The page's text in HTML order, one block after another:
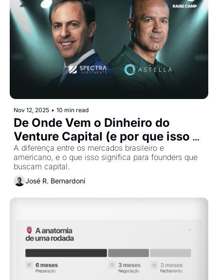
Nov 12, 2025 • 10 min read
De Onde Vem o Dinheiro do
Venture Capital (e por que isso
importa pra você)?
A diferença entre os mercados brasileiro e
americano, e o que isso significa para founders que
buscam capital.
José R. Bernardoni